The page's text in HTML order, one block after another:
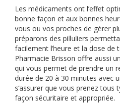
Les médicaments ont l’effet
bonne façon et aux bonnes
vous ou vos proches de gérer
préparons des pilluliers
facilement l’heure et la dose de
Pharmacie Brisson offre aussi
qui vous permet de prendre un
durée de 20 à 30 minutes avec
s’assurer que vous prenez tous
façon sécuritaire et appropriée.